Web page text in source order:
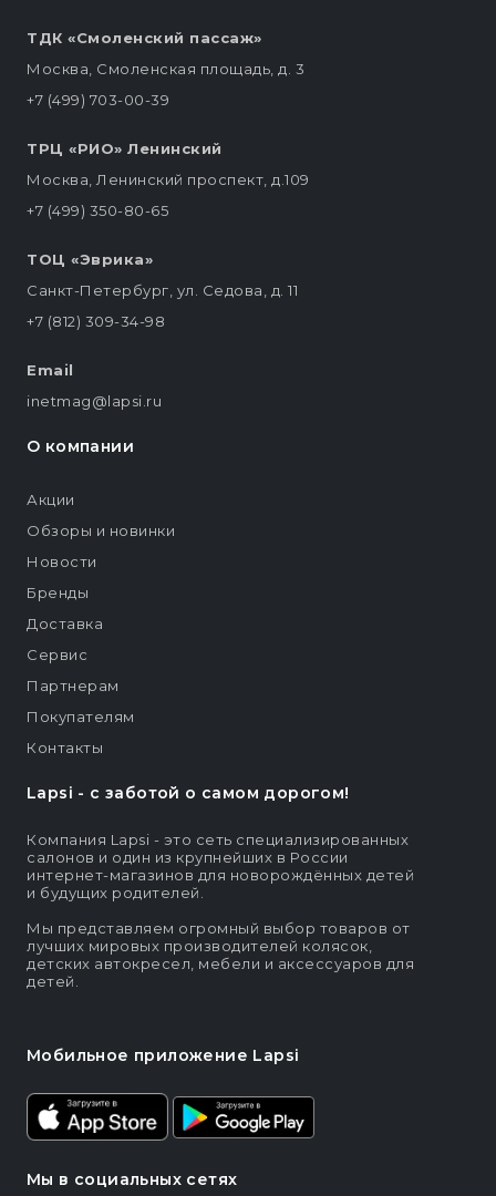
Lapsi - c заботой о самом дорогом!
Компания Lapsi - это сеть специализированных
салонов и один из крупнейших в России
интернет-магазинов для новорождённых детей
и будущих родителей.
Мы представляем огромный выбор товаров от
лучших мировых производителей колясок,
детских автокресел, мебели и аксессуаров для
детей.
Мобильное приложение Lapsi
Мы в социальных сетях
ТДК «Смоленский пассаж»
Москва, Смоленская площадь, д. 3
+7 (499) 703-00-39
ТРЦ «РИО» Ленинский
Москва, Ленинский проспект, д.109
+7 (499) 350-80-65
ТОЦ «Эврика»
Санкт-Петербург, ул. Седова, д. 11
+7 (812) 309-34-98
Email
inetmag@lapsi.ru
О компании
Акции
Обзоры и новинки
Новости
Бренды
Доставка
Сервис
Партнерам
Покупателям
Контакты